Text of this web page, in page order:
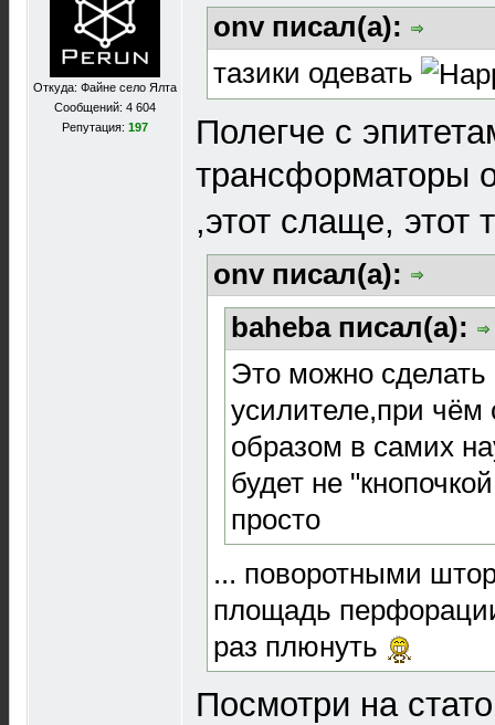
Откуда: Файне село Ялта
Сообщений: 4 604
Репутация: 197
onv писал(а):
тазики одевать
Полегче с
трансформаторы
,этот слаще, этот
onv писал(а):
baheba писал(а):
Это можно сделать
усилителе,при
образом в самих
будет не
просто
... поворотными
площадь
раз плюнуть
Посмотри на